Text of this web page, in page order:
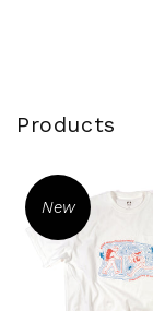
Products
New